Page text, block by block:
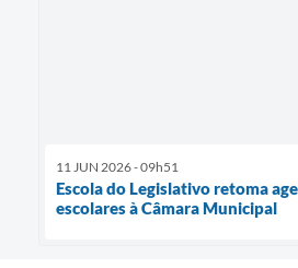
11 JUN 2026 - 09h51
Escola do Legislativo retoma
escolares à Câmara Municipal